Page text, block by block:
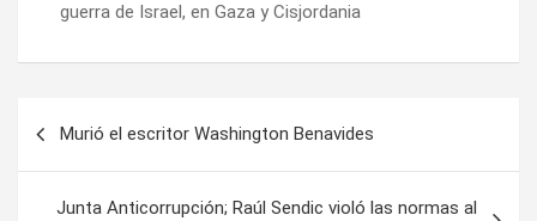
guerra de Israel, en Gaza y Cisjordania
entradas
Murió el escritor Washington Benavides
Junta Anticorrupción; Raúl Sendic violó las normas al